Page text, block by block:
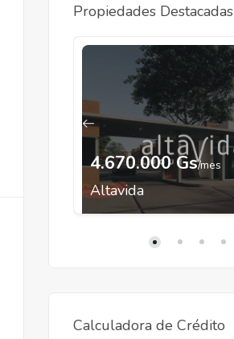
Propiedades Destacadas
4.670.000 Gs/mes
Altavida
Calculadora de Crédito